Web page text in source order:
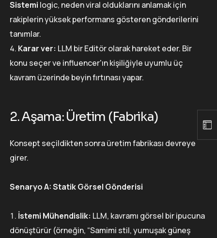
Sistemi logic, neden viral olduklarını anlamak için
rakiplerin yüksek performans gösteren gönderilerini
tanımlar.
Karar ver: LLM bir Editör olarak hareket eder. Bir
konu seçer ve influencer'ın kişiliğiyle uyumlu üç
kavram üzerinde beyin fırtınası yapar.
2. Aşama: Üretim (Fabrika)
Konsept seçildikten sonra üretim fabrikası devreye
girer.
Senaryo A: Statik Görsel Gönderisi
İstemi Mühendislik: LLM, kavramı görsel bir ipucuna
dönüştürür (örneğin, “Samimi stil, yumuşak güneş